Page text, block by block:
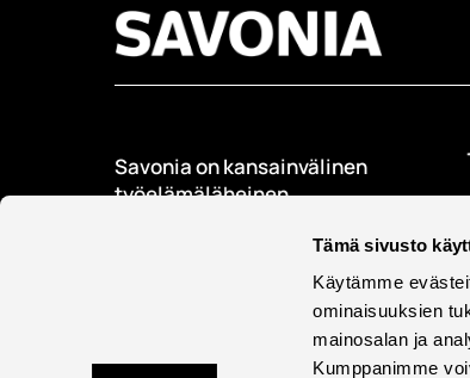
Tämä sivusto
Käytämme
ominaisuuksien
mainosalan ja
Kumppanimme
Savonia on kansainvälinen
työelämäläheinen
kouluttaa, tutkii, kehittää